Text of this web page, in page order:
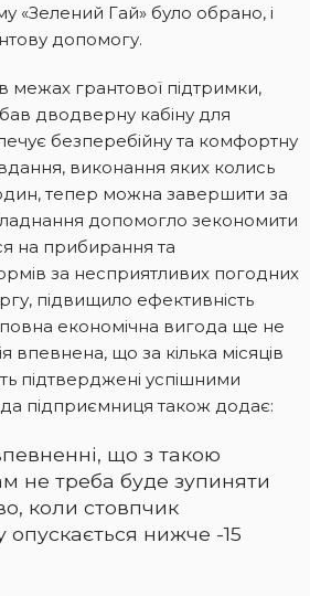
Гай» було обрано, і
допомогу.
межах грантової підтримки,
дводверну кабіну для
безперебійну та комфортну
виконання яких колись
тепер можна завершити за
допомогло зекономити
на прибирання та
за несприятливих погодних
підвищило ефективність
економічна вигода ще не
впевнена, що за кілька місяців
підтверджені успішними
підприємниця також додає:
що з такою
не треба буде зупиняти
коли стовпчик
опускається нижче -15